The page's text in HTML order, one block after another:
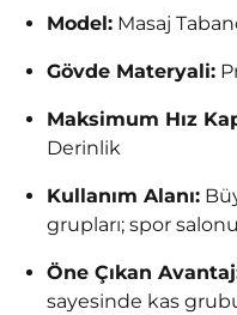
Model: Masaj
Gövde Materyali:
Maksimum Hız
Derinlik
Kullanım Alanı:
grupları; spor
Öne Çıkan
sayesinde kas